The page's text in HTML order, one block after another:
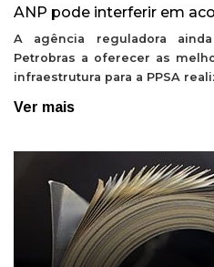
ANP pode interferir em
A agência reguladora
Petrobras a oferecer as
infraestrutura para a PPSA
Ver mais